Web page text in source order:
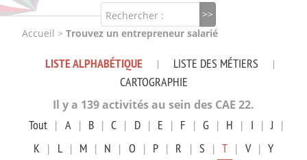
Rechercher :
Accueil > Trouvez un entrepreneur salarié
LISTE ALPHABÉTIQUE | LISTE DES MÉTIERS |
CARTOGRAPHIE
Il y a 139 activités au sein des CAE 22.
Tout | A | B | C | D | E | F | G | H | I | J |
K | L | M | N | O | P | R | S | T | V | Y